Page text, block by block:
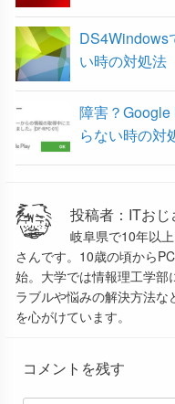
DS4Windows
い時の対処法
障害？
らない時の対
投稿者：ITおじ
岐阜県で10年以
さんです。10歳の頃から
始。大学では情報理工学部
ラブルや悩みの解決方法
を心がけています。
コメントを残す